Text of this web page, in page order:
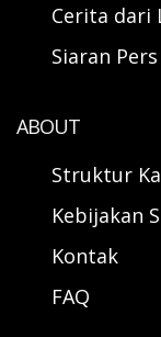
Cerita dari
Siaran Pers
ABOUT
Struktur
Kebijakan
Kontak
FAQ